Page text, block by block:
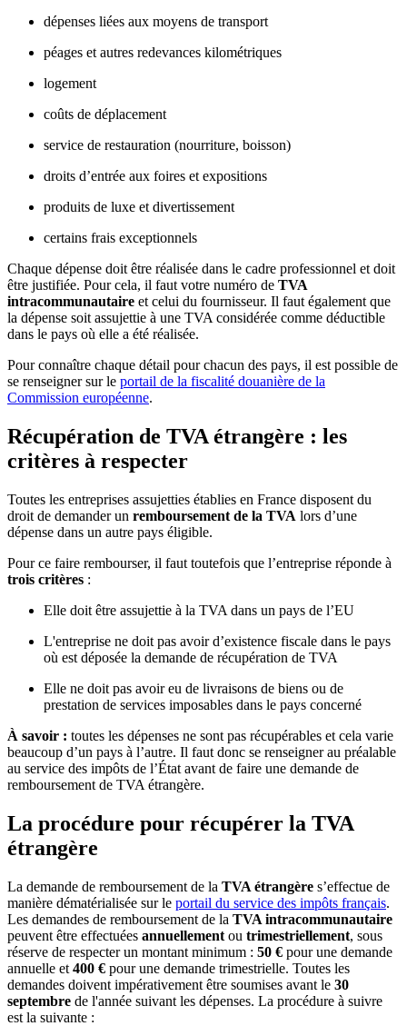
dépenses liées aux moyens de transport
péages et autres redevances kilométriques
logement
coûts de déplacement
service de restauration (nourriture, boisson)
droits d’entrée aux foires et expositions
produits de luxe et divertissement
certains frais exceptionnels
Chaque dépense doit être réalisée dans le cadre professionnel et doit
être justifiée. Pour cela, il faut votre numéro de TVA
intracommunautaire et celui du fournisseur. Il faut également que
la dépense soit assujettie à une TVA considérée comme déductible
dans le pays où elle a été réalisée.
Pour connaître chaque détail pour chacun des pays, il est possible de
se renseigner sur le portail de la fiscalité douanière de la
Commission européenne.
Récupération de TVA étrangère : les
critères à respecter
Toutes les entreprises assujetties établies en France disposent du
droit de demander un remboursement de la TVA lors d’une
dépense dans un autre pays éligible.
Pour ce faire rembourser, il faut toutefois que l’entreprise réponde à
trois critères :
Elle doit être assujettie à la TVA dans un pays de l’EU
L'entreprise ne doit pas avoir d’existence fiscale dans le pays
où est déposée la demande de récupération de TVA
Elle ne doit pas avoir eu de livraisons de biens ou de
prestation de services imposables dans le pays concerné
À savoir : toutes les dépenses ne sont pas récupérables et cela varie
beaucoup d’un pays à l’autre. Il faut donc se renseigner au préalable
au service des impôts de l’État avant de faire une demande de
remboursement de TVA étrangère.
La procédure pour récupérer la TVA
étrangère
La demande de remboursement de la TVA étrangère s’effectue de
manière dématérialisée sur le portail du service des impôts français.
Les demandes de remboursement de la TVA intracommunautaire
peuvent être effectuées annuellement ou trimestriellement, sous
réserve de respecter un montant minimum : 50 € pour une demande
annuelle et 400 € pour une demande trimestrielle. Toutes les
demandes doivent impérativement être soumises avant le 30
septembre de l'année suivant les dépenses. La procédure à suivre
est la suivante :